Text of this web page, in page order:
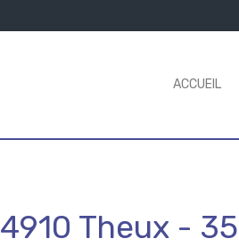
ACCUEIL
4910 Theux -